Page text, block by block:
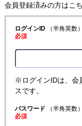
会員登録済みの方はこ
ログインID（半角英数
必須
※ログインIDは、会
スです。
パスワード （半角英数
必須